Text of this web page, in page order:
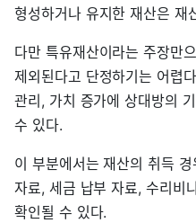
형성하거나 유지한 재산은 재
다만 특유재산이라는 주장만
제외된다고 단정하기는 어렵
관리, 가치 증가에 상대방의
수 있다.
이 부분에서는 재산의 취득
자료, 세금 납부 자료, 수리비
확인될 수 있다.